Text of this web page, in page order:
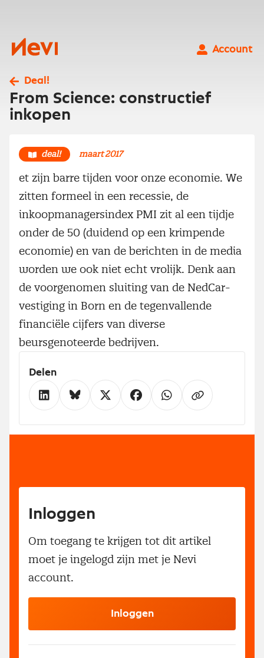
Nevi
Account
Deal!
From Science: constructief
inkopen
deal! maart 2017
et zijn barre tijden voor onze economie. We
zitten formeel in een recessie, de
inkoopmanagersindex PMI zit al een tijdje
onder de 50 (duidend op een krimpende
economie) en van de berichten in de media
worden we ook niet echt vrolijk. Denk aan
de voorgenomen sluiting van de NedCar-
vestiging in Born en de tegenvallende
financiële cijfers van diverse
beursgenoteerde bedrijven.
Delen
Inloggen
Om toegang te krijgen tot dit artikel
moet je ingelogd zijn met je Nevi
account.
Inloggen